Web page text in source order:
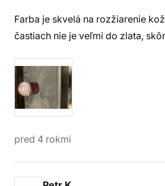
Farba je skvelá na rozžiarenie
častiach nie je veľmi do zlata,
pred 4 rokmi